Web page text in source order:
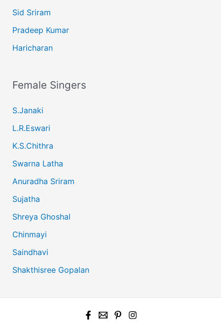
Sid Sriram
Pradeep Kumar
Haricharan
Female Singers
S.Janaki
L.R.Eswari
K.S.Chithra
Swarna Latha
Anuradha Sriram
Sujatha
Shreya Ghoshal
Chinmayi
Saindhavi
Shakthisree Gopalan